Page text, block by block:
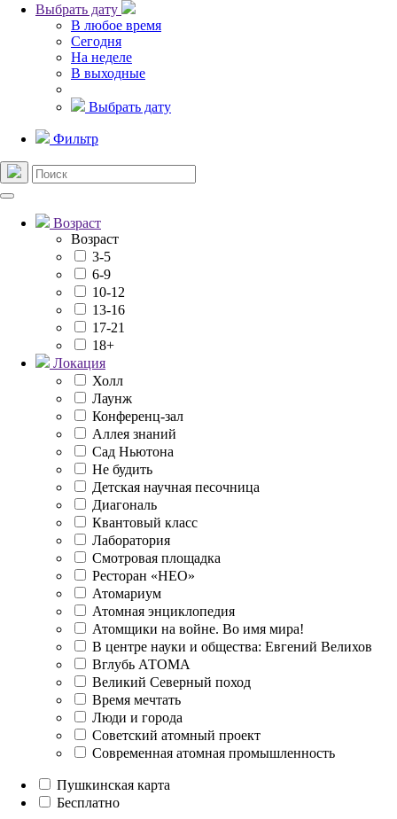
Выбрать дату
В любое время
Сегодня
На неделе
В выходные
Выбрать дату
Фильтр
Возраст
Возраст
3-5
6-9
10-12
13-16
17-21
18+
Локация
Холл
Лаунж
Конференц-зал
Аллея знаний
Сад Ньютона
Не будить
Детская научная песочница
Диагональ
Квантовый класс
Лаборатория
Смотровая площадка
Ресторан «НЕО»
Атомариум
Атомная энциклопедия
Атомщики на войне. Во имя мира!
В центре науки и общества: Евгений Велихов
Вглубь АТОМА
Великий Северный поход
Время мечтать
Люди и города
Советский атомный проект
Современная атомная промышленность
Пушкинская карта
Бесплатно